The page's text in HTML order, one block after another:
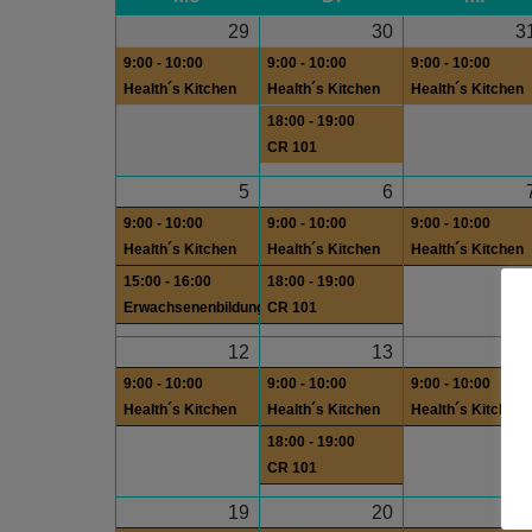
29
9:00 - 10:00
Health´s Kitchen
30
9:00 - 10:00
Health´s Kitchen
18:00 - 19:00
CR 101
9:00 - 10:00
Health´s Kitchen
5
9:00 - 10:00
Health´s Kitchen
15:00 - 16:00
Erwachsenenbildung
6
9:00 - 10:00
Health´s Kitchen
18:00 - 19:00
CR 101
9:00 - 10:00
Health´s Kitchen
12
9:00 - 10:00
Health´s Kitchen
13
9:00 - 10:00
Health´s Kitchen
18:00 - 19:00
CR 101
9:00 - 10:00
Health´s Kitchen
19 20